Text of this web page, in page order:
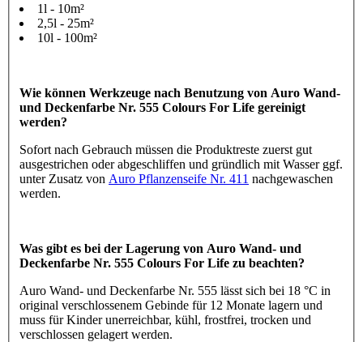
1l - 10m²
2,5l - 25m²
10l - 100m²
Wie können Werkzeuge nach Benutzung von Auro Wand-
und Deckenfarbe Nr. 555 Colours For Life gereinigt
werden?
Sofort nach Gebrauch müssen die Produktreste zuerst gut
ausgestrichen oder abgeschliffen und gründlich mit Wasser ggf.
unter Zusatz von Auro Pflanzenseife Nr. 411 nachgewaschen
werden.
Was gibt es bei der Lagerung von Auro Wand- und
Deckenfarbe Nr. 555 Colours For Life zu beachten?
Auro Wand- und Deckenfarbe Nr. 555 lässt sich bei 18 °C in
original verschlossenem Gebinde für 12 Monate lagern und
muss für Kinder unerreichbar, kühl, frostfrei, trocken und
verschlossen gelagert werden.